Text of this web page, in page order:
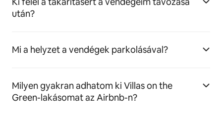
után?
Mi a helyzet a vendégek parkolásával?
Milyen gyakran adhatom ki Villas on the
Green-lakásomat az Airbnb-n?